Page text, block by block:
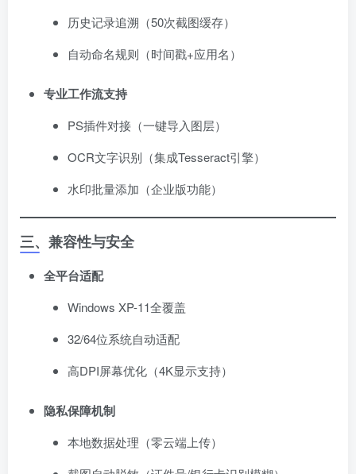
历史记录追溯（50次截图缓存）
自动命名规则（时间戳+应用名）
专业工作流支持
PS插件对接（一键导入图层）
OCR文字识别（集成Tesseract引擎）
水印批量添加（企业版功能）
三、兼容性与安全
全平台适配
Windows XP-11全覆盖
32/64位系统自动适配
高DPI屏幕优化（4K显示支持）
隐私保障机制
本地数据处理（零云端上传）